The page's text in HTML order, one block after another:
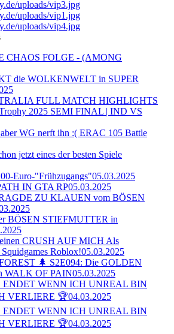
CHAOS FOLGE - (AMONG
die WOLKENWELT in SUPER
FULL MATCH HIGHLIGHTS
2025 SEMI FINAL | IND VS
aber WG nerft ihn :( ERAC 105 Battle
jetzt eines der besten Spiele
Euro-"Frühzugangs"05.03.2025
IN GTA RP05.03.2025
ZU KLAUEN vom BÖSEN
BÖSEN STIEFMUTTER in
CRUSH AUF MICH Als
Roblox!05.03.2025
🌲 S2E094: Die GOLDEN
WALK OF PAIN05.03.2025
ENDET WENN ICH UNREAL BIN
VERLIERE 🏆04.03.2025
ENDET WENN ICH UNREAL BIN
VERLIERE 🏆04.03.2025